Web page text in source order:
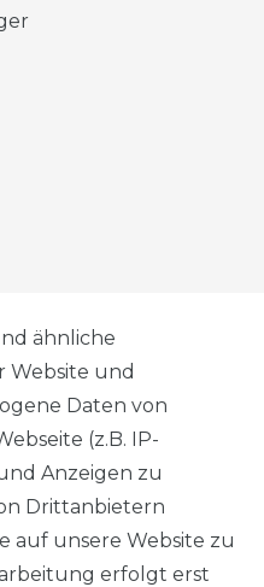
ähnliche
Website und
Daten von
(z.B. IP-
Anzeigen zu
Drittanbietern
auf unsere Website zu
erfolgt erst